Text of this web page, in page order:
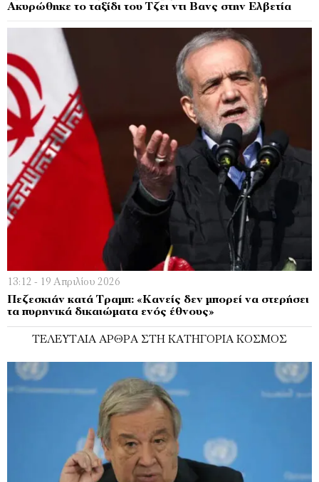
Ακυρώθηκε το ταξίδι του Τζει ντι Βανς στην Ελβετία
13:12 - 19 Απριλίου 2026
Πεζεσκιάν κατά Τραμπ: «Κανείς δεν μπορεί να στερήσει
τα πυρηνικά δικαιώματα ενός έθνους»
ΤΕΛΕΥΤΑΊΑ ΆΡΘΡΑ ΣΤΗ ΚΑΤΗΓΟΡΊΑ ΚΌΣΜΟΣ